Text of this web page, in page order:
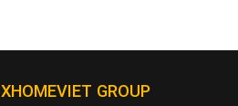
XHOMEVIET GROUP